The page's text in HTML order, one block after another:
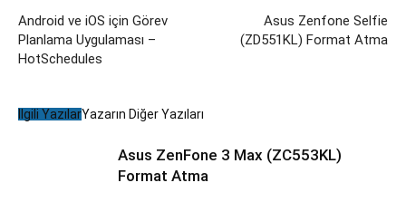
Android ve iOS için Görev
Planlama Uygulaması –
HotSchedules
Asus Zenfone Selfie
(ZD551KL) Format Atma
İlgili YazılarYazarın Diğer Yazıları
Asus ZenFone 3 Max (ZC553KL)
Format Atma